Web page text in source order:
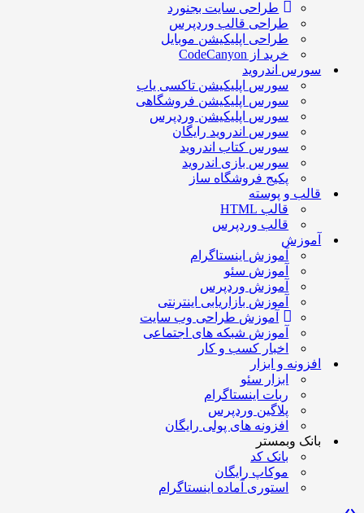
طراحی سایت بجنورد
طراحی قالب وردپرس
طراحی اپلیکیشن موبایل
خرید از CodeCanyon
سورس اندروید
سورس اپلیکیشن تاکسی یاب
سورس اپلیکیشن فروشگاهی
سورس اپلیکیشن وردپرس
سورس اندروید رایگان
سورس کتاب اندروید
سورس بازی اندروید
پکیج فروشگاه ساز
قالب و پوسته
قالب HTML
قالب وردپرس
آموزش
آموزش اینستاگرام
آموزش سئو
آموزش وردپرس
آموزش بازاریابی اینترنتی
آموزش طراحی وب سایت
آموزش شبکه های اجتماعی
اخبار کسب و کار
افزونه و ابزار
ابزار سئو
ربات اینستاگرام
پلاگین وردپرس
افزونه های پولی رایگان
بانک وبمستر
بانک کد
موکاپ رایگان
استوری آماده اینستاگرام